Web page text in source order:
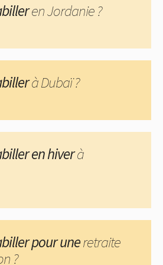
en Jordanie ?
à Dubaï ?
en hiverà
pour uneretraite
?